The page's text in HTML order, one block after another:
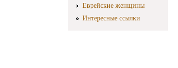
Еврейские женщины
Интересные ссылки